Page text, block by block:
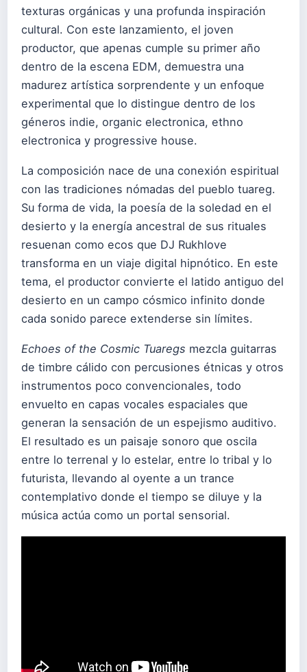
texturas orgánicas y una profunda inspiración
cultural. Con este lanzamiento, el joven
productor, que apenas cumple su primer año
dentro de la escena EDM, demuestra una
madurez artística sorprendente y un enfoque
experimental que lo distingue dentro de los
géneros indie, organic electronica, ethno
electronica y progressive house.
La composición nace de una conexión espiritual
con las tradiciones nómadas del pueblo tuareg.
Su forma de vida, la poesía de la soledad en el
desierto y la energía ancestral de sus rituales
resuenan como ecos que DJ Rukhlove
transforma en un viaje digital hipnótico. En este
tema, el productor convierte el latido antiguo del
desierto en un campo cósmico infinito donde
cada sonido parece extenderse sin límites.
Echoes of the Cosmic Tuaregs mezcla guitarras
de timbre cálido con percusiones étnicas y otros
instrumentos poco convencionales, todo
envuelto en capas vocales espaciales que
generan la sensación de un espejismo auditivo.
El resultado es un paisaje sonoro que oscila
entre lo terrenal y lo estelar, entre lo tribal y lo
futurista, llevando al oyente a un trance
contemplativo donde el tiempo se diluye y la
música actúa como un portal sensorial.